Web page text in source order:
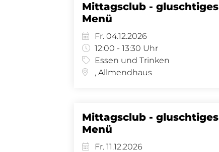
Mittagsclub - gluschtiges
Menü
Fr. 04.12.2026
12:00 - 13:30 Uhr
Essen und Trinken
, Allmendhaus
Mittagsclub - gluschtiges
Menü
Fr. 11.12.2026